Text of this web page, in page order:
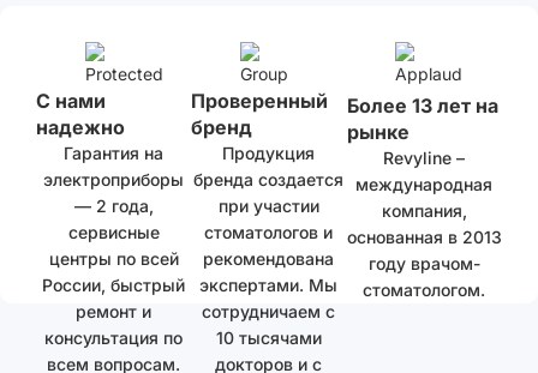
С нами
надежно
Гарантия на
электроприборы
— 2 года,
сервисные
центры по всей
России, быстрый
ремонт и
консультация по
всем вопросам.
Проверенный
бренд
Продукция
бренда создается
при участии
стоматологов и
рекомендована
экспертами. Мы
сотрудничаем с
10 тысячами
докторов и с
Более 13 лет на
рынке
Revyline –
международная
компания,
основанная в 2013
году врачом-
стоматологом.